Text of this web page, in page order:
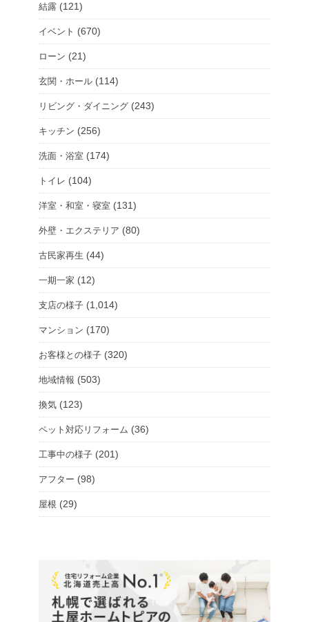
結露 (121)
イベント (670)
ローン (21)
玄関・ホール (114)
リビング・ダイニング (243)
キッチン (256)
洗面・浴室 (174)
トイレ (104)
洋室・和室・寝室 (131)
外壁・エクステリア (80)
古民家再生 (44)
一期一家 (12)
支店の様子 (1,014)
マンション (170)
お客様との様子 (320)
地域情報 (503)
換気 (123)
ペット対応リフォーム (36)
工事中の様子 (201)
アフター (98)
屋根 (29)